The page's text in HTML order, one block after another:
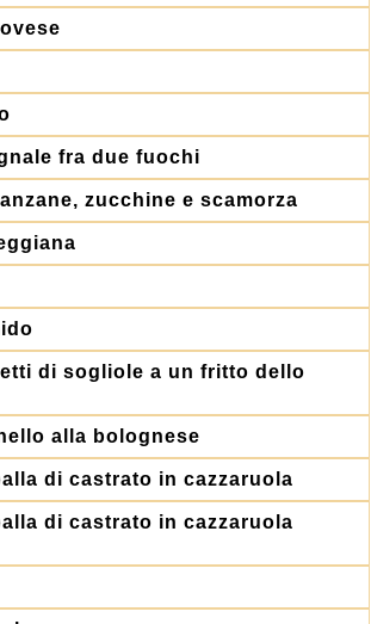
fra due fuochi
zucchine e scamorza
di sogliole a un fritto dello
alla bolognese
di castrato in cazzaruola
di castrato in cazzaruola